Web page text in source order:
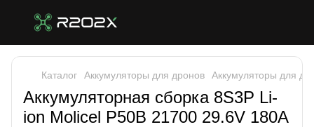
Каталог Аккумуляторы для дронов Аккумуляторы для
Аккумуляторная сборка 8S3P Li-
ion Molicel P50B 21700 29.6V 180A